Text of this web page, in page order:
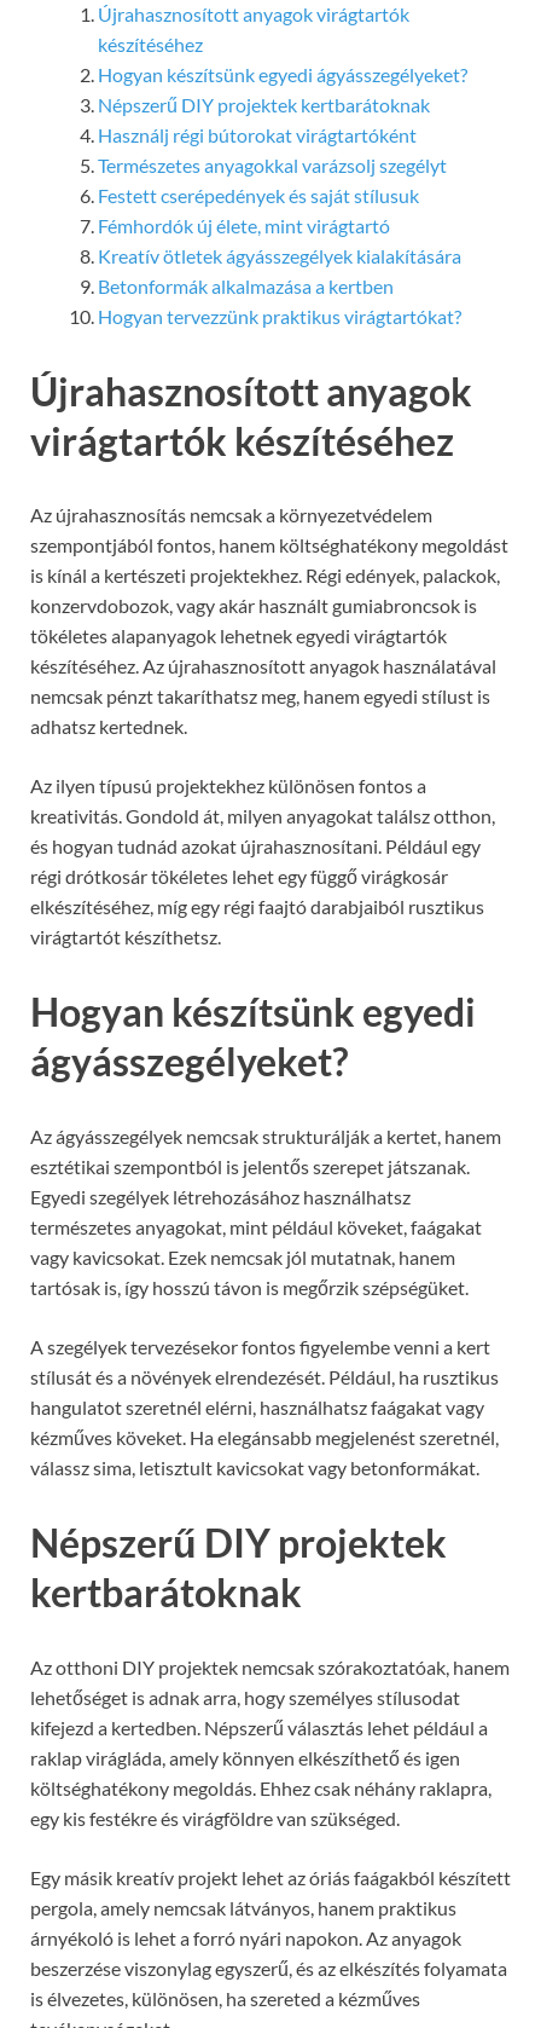
Újrahasznosított anyagok virágtartók
készítéséhez
Hogyan készítsünk egyedi ágyásszegélyeket?
Népszerű DIY projektek kertbarátoknak
Használj régi bútorokat virágtartóként
Természetes anyagokkal varázsolj szegélyt
Festett cserépedények és saját stílusuk
Fémhordók új élete, mint virágtartó
Kreatív ötletek ágyásszegélyek kialakítására
Betonformák alkalmazása a kertben
Hogyan tervezzünk praktikus virágtartókat?
Újrahasznosított anyagok
virágtartók készítéséhez
Az újrahasznosítás nemcsak a környezetvédelem
szempontjából fontos, hanem költséghatékony megoldást
is kínál a kertészeti projektekhez. Régi edények, palackok,
konzervdobozok, vagy akár használt gumiabroncsok is
tökéletes alapanyagok lehetnek egyedi virágtartók
készítéséhez. Az újrahasznosított anyagok használatával
nemcsak pénzt takaríthatsz meg, hanem egyedi stílust is
adhatsz kertednek.
Az ilyen típusú projektekhez különösen fontos a
kreativitás. Gondold át, milyen anyagokat találsz otthon,
és hogyan tudnád azokat újrahasznosítani. Például egy
régi drótkosár tökéletes lehet egy függő virágkosár
elkészítéséhez, míg egy régi faajtó darabjaiból rusztikus
virágtartót készíthetsz.
Hogyan készítsünk egyedi
ágyásszegélyeket?
Az ágyásszegélyek nemcsak strukturálják a kertet, hanem
esztétikai szempontból is jelentős szerepet játszanak.
Egyedi szegélyek létrehozásához használhatsz
természetes anyagokat, mint például köveket, faágakat
vagy kavicsokat. Ezek nemcsak jól mutatnak, hanem
tartósak is, így hosszú távon is megőrzik szépségüket.
A szegélyek tervezésekor fontos figyelembe venni a kert
stílusát és a növények elrendezését. Például, ha rusztikus
hangulatot szeretnél elérni, használhatsz faágakat vagy
kézműves köveket. Ha elegánsabb megjelenést szeretnél,
válassz sima, letisztult kavicsokat vagy betonformákat.
Népszerű DIY projektek
kertbarátoknak
Az otthoni DIY projektek nemcsak szórakoztatóak, hanem
lehetőséget is adnak arra, hogy személyes stílusodat
kifejezd a kertedben. Népszerű választás lehet például a
raklap virágláda, amely könnyen elkészíthető és igen
költséghatékony megoldás. Ehhez csak néhány raklapra,
egy kis festékre és virágföldre van szükséged.
Egy másik kreatív projekt lehet az óriás faágakból készített
pergola, amely nemcsak látványos, hanem praktikus
árnyékoló is lehet a forró nyári napokon. Az anyagok
beszerzése viszonylag egyszerű, és az elkészítés folyamata
is élvezetes, különösen, ha szereted a kézműves